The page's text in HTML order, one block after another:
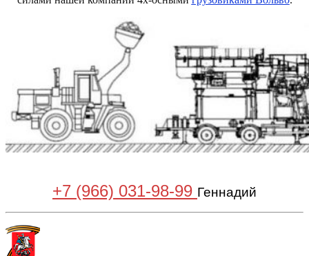
+7 (966) 031-98-99 Геннадий